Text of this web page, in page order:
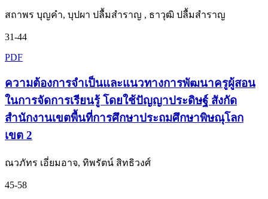
สถาพร บุญคำ, บุปผา ปลื้มสำราญ , ธาวุฒิ ปลื้มสำราญ
31-44
PDF
ความต้องการจำเป็นและแนวทางการพัฒนาครูผู้สอน
ในการจัดการเรียนรู้ โดยใช้ปัญญาประดิษฐ์ สังกัด
สำนักงานเขตพื้นที่การศึกษาประถมศึกษาพิษณุโลก
เขต 2
ณวภัทร เอี่ยมอาจ, ทิพรัตน์ สิทธิวงศ์
45-58